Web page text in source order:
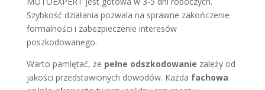
Szybkość działania pozwala na sprawne zakończenie
formalności i zabezpieczenie interesów
poszkodowanego.
Warto pamiętać, że pełne odszkodowanie zależy od
jakości przedstawionych dowodów. Każda fachowa